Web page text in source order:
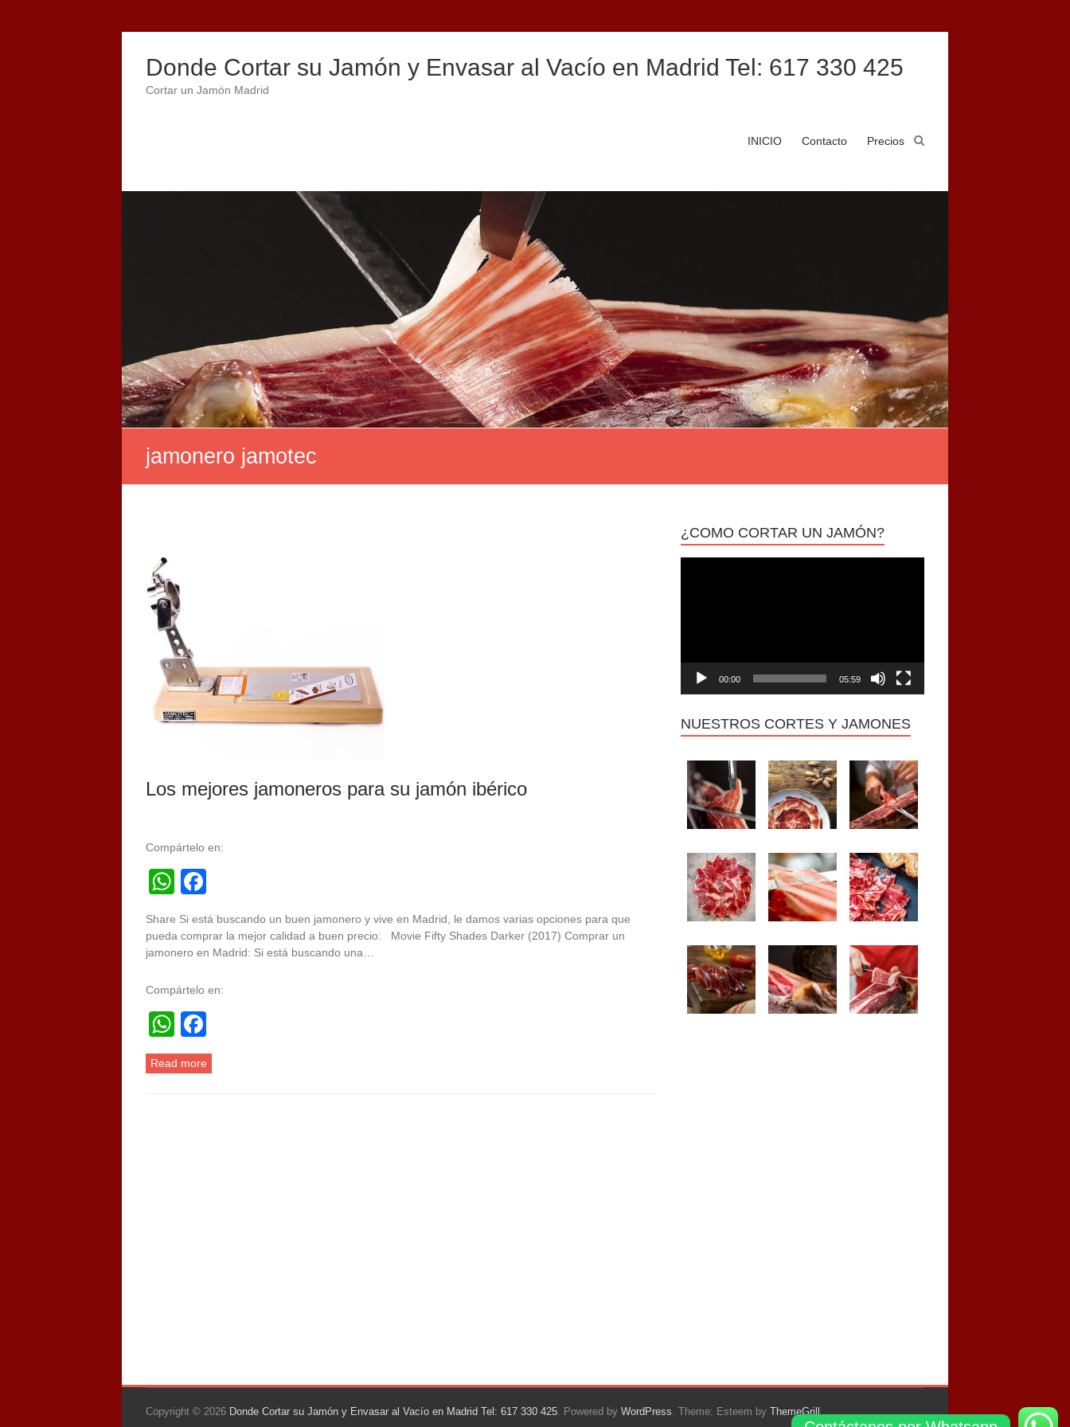
Donde Cortar su Jamón y Envasar al Vacío en Madrid Tel: 617 330 425
Cortar un Jamón Madrid
INICIO Contacto Precios
jamonero jamotec
Los mejores jamoneros para su jamón ibérico
Compártelo en:
WhatsApp
Share Si está buscando un buen jamonero y vive en Madrid, le damos varias opciones para que
pueda comprar la mejor calidad a buen precio: Movie Fifty Shades Darker (2017) Comprar un
jamonero en Madrid: Si está buscando una…
Compártelo en:
WhatsApp
Read more
¿COMO CORTAR UN JAMÓN?
00:00 05:59
NUESTROS CORTES Y JAMONES
Copyright © 2026 Donde Cortar su Jamón y Envasar al Vacío en Madrid Tel: 617 330 425. Powered by WordPress. Theme: Esteem by ThemeGrill.